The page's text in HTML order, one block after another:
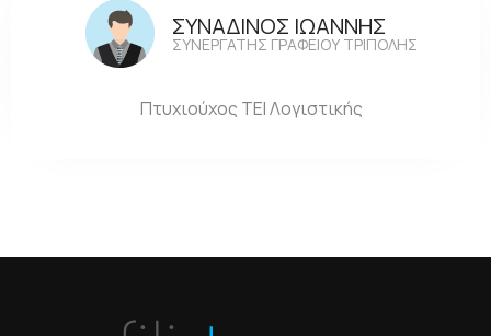
ΣΥΝΑΔΙΝΟΣ ΙΩΑΝΝΗΣ
ΣΥΝΕΡΓΑΤΗΣ ΓΡΑΦΕΙΟΥ ΤΡΙΠΟΛΗΣ
Πτυχιούχος ΤΕΙ Λογιστικής